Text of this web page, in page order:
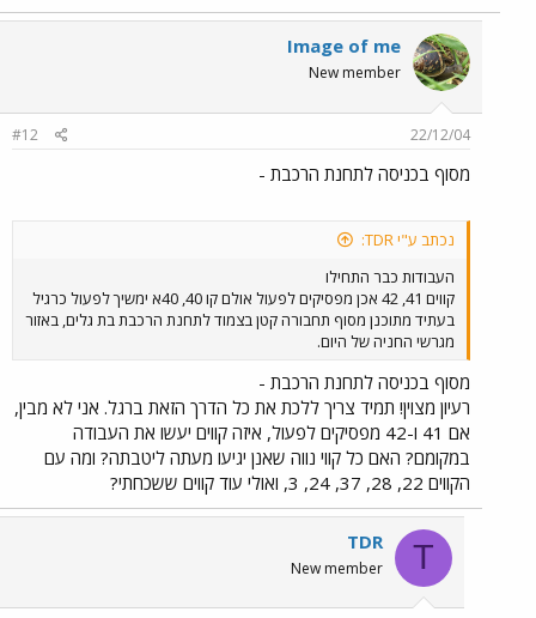
Image of me
New member
22/12/04
#12
מסוף בכניסה לתחנת הרכבת -
נכתב ע"י TDR:
העבודות כבר התחילו
קווים 41, 42 אכן מפסיקים לפעול אולם קו 40, 40א ימשיך לפעול כרגיל
בעתיד מתוכנן מסוף תחבורה קטן בצמוד לתחנת הרכבת בת גלים, באזור
מגרשי החניה של היום.
מסוף בכניסה לתחנת הרכבת -
רעיון מצוין! תמיד צריך ללכת את כל הדרך הזאת ברגל. אני לא מבין,
אם 41 ו-42 מפסיקים לפעול, איזה קווים יעשו את העבודה
במקומם? האם כל קווי נווה שאנן יגיעו מעתה ליטבתה? ומה עם
הקווים 22, 28, 37, 24, 3, ואולי עוד קווים ששכחתי?
T
TDR
New member